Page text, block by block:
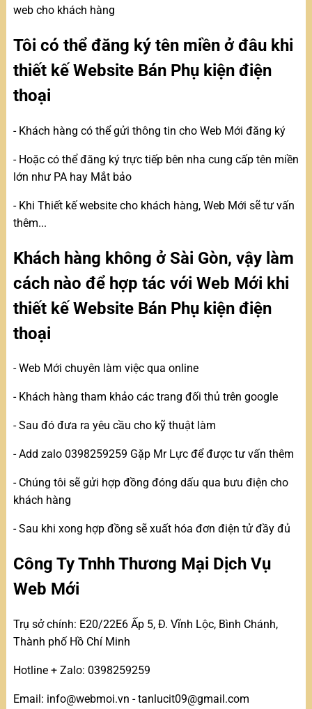
web cho khách hàng
Tôi có thể đăng ký tên miền ở đâu khi
thiết kế Website Bán Phụ kiện điện
thoại
- Khách hàng có thể gửi thông tin cho Web Mới đăng ký
- Hoặc có thể đăng ký trực tiếp bên nha cung cấp tên miền
lớn như PA hay Mắt bảo
- Khi Thiết kế website cho khách hàng, Web Mới sẽ tư vấn
thêm...
Khách hàng không ở Sài Gòn, vậy làm
cách nào để hợp tác với Web Mới khi
thiết kế Website Bán Phụ kiện điện
thoại
- Web Mới chuyên làm việc qua online
- Khách hàng tham khảo các trang đối thủ trên google
- Sau đó đưa ra yêu cầu cho kỹ thuật làm
- Add zalo 0398259259 Gặp Mr Lực để được tư vấn thêm
- Chúng tôi sẽ gửi hợp đồng đóng dấu qua bưu điện cho
khách hàng
- Sau khi xong hợp đồng sẽ xuất hóa đơn điện tử đầy đủ
Công Ty Tnhh Thương Mại Dịch Vụ
Web Mới
Trụ sở chính: E20/22E6 Ấp 5, Đ. Vĩnh Lộc, Bình Chánh,
Thành phố Hồ Chí Minh
Hotline + Zalo: 0398259259
Email: info@webmoi.vn - tanlucit09@gmail.com